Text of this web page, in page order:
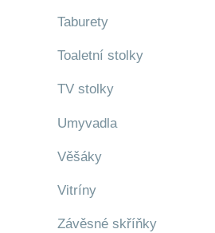
Taburety
Toaletní stolky
TV stolky
Umyvadla
Věšáky
Vitríny
Závěsné skříňky